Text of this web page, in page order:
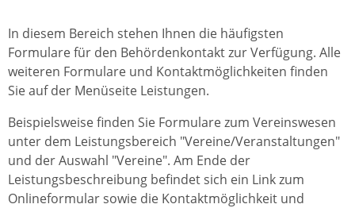
In diesem Bereich stehen Ihnen die häufigsten
Formulare für den Behördenkontakt zur Verfügung. Alle
weiteren Formulare und Kontaktmöglichkeiten finden
Sie auf der Menüseite Leistungen.
Beispielsweise finden Sie Formulare zum Vereinswesen
unter dem Leistungsbereich "Vereine/Veranstaltungen"
und der Auswahl "Vereine". Am Ende der
Leistungsbeschreibung befindet sich ein Link zum
Onlineformular sowie die Kontaktmöglichkeit und